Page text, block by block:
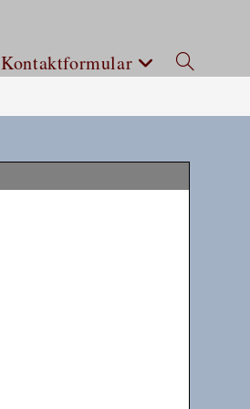
Kontaktformular
Website-
umschalten